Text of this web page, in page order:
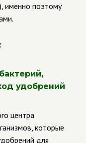
именно поэтому
удобрений
центра
которые
для